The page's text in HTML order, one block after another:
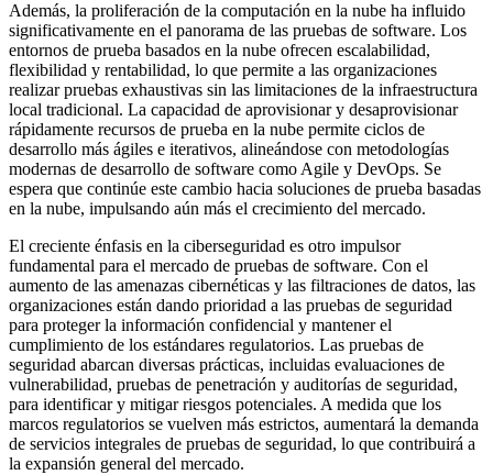
Además, la proliferación de la computación en la nube ha influido
significativamente en el panorama de las pruebas de software. Los
entornos de prueba basados ​​en la nube ofrecen escalabilidad,
flexibilidad y rentabilidad, lo que permite a las organizaciones
realizar pruebas exhaustivas sin las limitaciones de la infraestructura
local tradicional. La capacidad de aprovisionar y desaprovisionar
rápidamente recursos de prueba en la nube permite ciclos de
desarrollo más ágiles e iterativos, alineándose con metodologías
modernas de desarrollo de software como Agile y DevOps. Se
espera que continúe este cambio hacia soluciones de prueba basadas
en la nube, impulsando aún más el crecimiento del mercado.
El creciente énfasis en la ciberseguridad es otro impulsor
fundamental para el mercado de pruebas de software. Con el
aumento de las amenazas cibernéticas y las filtraciones de datos, las
organizaciones están dando prioridad a las pruebas de seguridad
para proteger la información confidencial y mantener el
cumplimiento de los estándares regulatorios. Las pruebas de
seguridad abarcan diversas prácticas, incluidas evaluaciones de
vulnerabilidad, pruebas de penetración y auditorías de seguridad,
para identificar y mitigar riesgos potenciales. A medida que los
marcos regulatorios se vuelven más estrictos, aumentará la demanda
de servicios integrales de pruebas de seguridad, lo que contribuirá a
la expansión general del mercado.